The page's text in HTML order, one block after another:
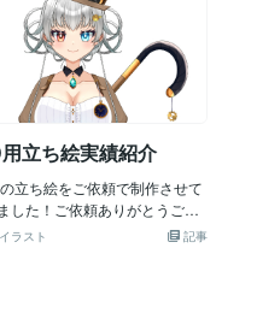
立ち絵実績紹介
立ち絵をご依頼で制作させて
した！ご依頼ありがとうござ
記事
ラスト